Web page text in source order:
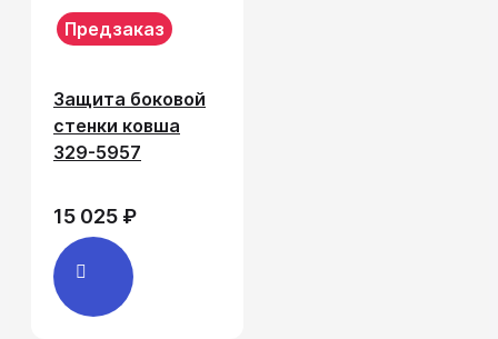
Предзаказ
Защита боковой
стенки ковша
329-5957
15 025 ₽